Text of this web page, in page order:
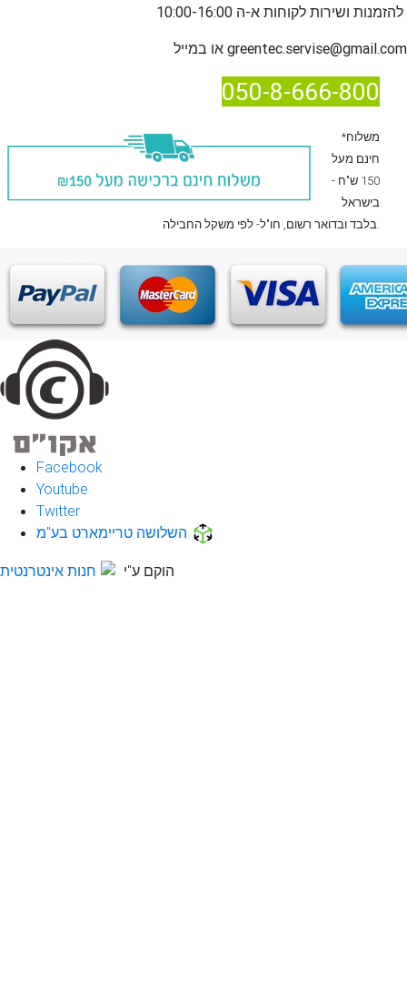
להזמנות ו
greentec.servise@gmail.com
050-8-666-800
*משלוח
חינם מעל
150 ש"ח -
בישראל
בלבדובדואר רשום , חו"ל- לפי משקל החבילה.
Facebook
Youtube
Twitter
השלושה טריימארט בע"מ
הוקם ע"י חנות אינטרנטית